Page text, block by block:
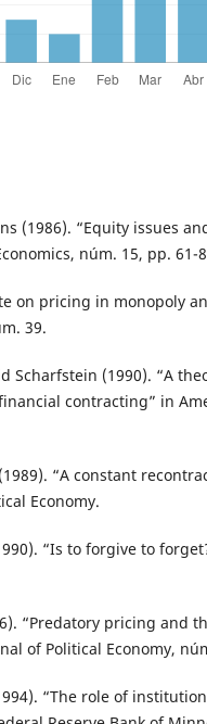
(1986). “Equity issues
núm. 15, pp. 61-
on pricing in monopoly
39.
Scharfstein (1990). “A
contracting” in
“A constant
Economy.
(1990). “Is to forgive to
“Predatory pricing and
of Political Economy,
“The role of